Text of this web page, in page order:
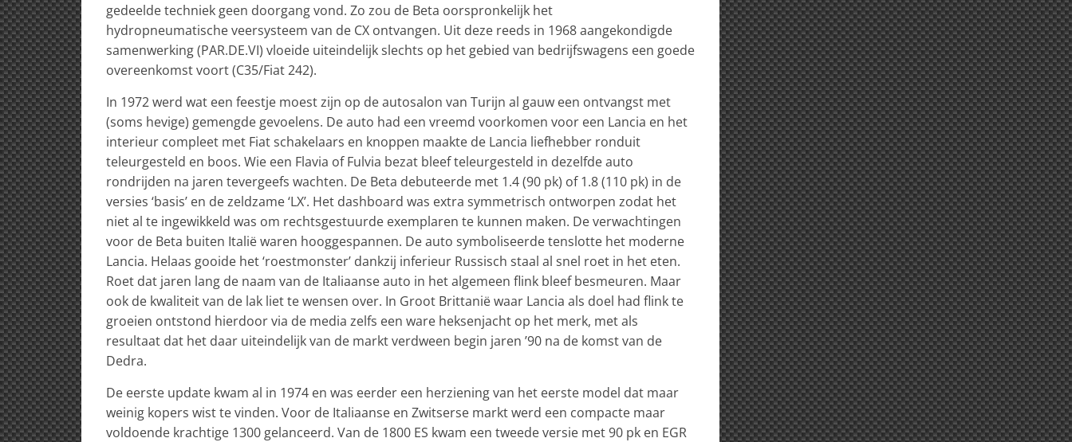
gedeelde techniek geen doorgang vond. Zo zou de Beta oorspronkelijk het
hydropneumatische veersysteem van de CX ontvangen. Uit deze reeds in 1968 aangekondigde
samenwerking (PAR.DE.VI) vloeide uiteindelijk slechts op het gebied van bedrijfswagens een goede
overeenkomst voort (C35/Fiat 242).
In 1972 werd wat een feestje moest zijn op de autosalon van Turijn al gauw een ontvangst met
(soms hevige) gemengde gevoelens. De auto had een vreemd voorkomen voor een Lancia en het
interieur compleet met Fiat schakelaars en knoppen maakte de Lancia liefhebber ronduit
teleurgesteld en boos. Wie een Flavia of Fulvia bezat bleef teleurgesteld in dezelfde auto
rondrijden na jaren tevergeefs wachten. De Beta debuteerde met 1.4 (90 pk) of 1.8 (110 pk) in de
versies ‘basis’ en de zeldzame ‘LX’. Het dashboard was extra symmetrisch ontworpen zodat het
niet al te ingewikkeld was om rechtsgestuurde exemplaren te kunnen maken. De verwachtingen
voor de Beta buiten Italië waren hooggespannen. De auto symboliseerde tenslotte het moderne
Lancia. Helaas gooide het ‘roestmonster’ dankzij inferieur Russisch staal al snel roet in het eten.
Roet dat jaren lang de naam van de Italiaanse auto in het algemeen flink bleef besmeuren. Maar
ook de kwaliteit van de lak liet te wensen over. In Groot Brittanië waar Lancia als doel had flink te
groeien ontstond hierdoor via de media zelfs een ware heksenjacht op het merk, met als
resultaat dat het daar uiteindelijk van de markt verdween begin jaren ’90 na de komst van de
Dedra.
De eerste update kwam al in 1974 en was eerder een herziening van het eerste model dat maar
weinig kopers wist te vinden. Voor de Italiaanse en Zwitserse markt werd een compacte maar
voldoende krachtige 1300 gelanceerd. Van de 1800 ES kwam een tweede versie met 90 pk en EGR